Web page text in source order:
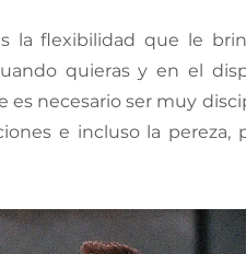
la flexibilidad que le
quieras y en el
necesario ser muy
e incluso la pereza,